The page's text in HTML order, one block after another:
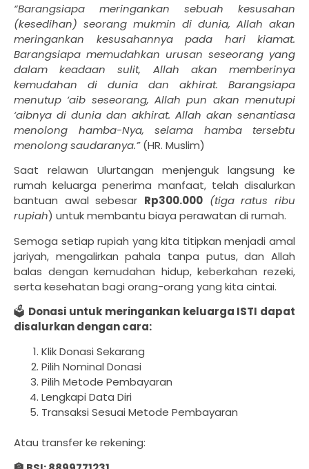
“Barangsiapa meringankan sebuah kesusahan
(kesedihan) seorang mukmin di dunia, Allah akan
meringankan kesusahannya pada hari kiamat.
Barangsiapa memudahkan urusan seseorang yang
dalam keadaan sulit, Allah akan memberinya
kemudahan di dunia dan akhirat. Barangsiapa
menutup ‘aib seseorang, Allah pun akan menutupi
‘aibnya di dunia dan akhirat. Allah akan senantiasa
menolong hamba-Nya, selama hamba tersebtu
menolong saudaranya.”(HR. Muslim)
Saat relawan Ulurtangan menjenguk langsung ke
rumah keluarga penerima manfaat, telah disalurkan
bantuan awal sebesar Rp300.000 (tiga ratus ribu
rupiah) untuk membantu biaya perawatan di rumah.
Semoga setiap rupiah yang kita titipkan menjadi amal
jariyah, mengalirkan pahala tanpa putus, dan Allah
balas dengan kemudahan hidup, keberkahan rezeki,
serta kesehatan bagi orang-orang yang kita cintai.
🗳 Donasi untuk meringankan keluarga ISTI dapat
disalurkan dengan cara:
Klik Donasi Sekarang
Pilih Nominal Donasi
Pilih Metode Pembayaran
Lengkapi Data Diri
Transaksi Sesuai Metode Pembayaran
Atau transfer ke rekening: